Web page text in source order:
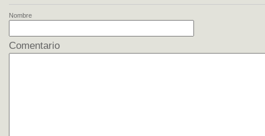
Nombre
Comentario